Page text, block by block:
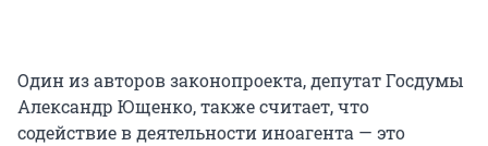
Один из авторов законопроекта, депутат Госдумы
Александр Ющенко, также считает, что
содействие в деятельности иноагента — это